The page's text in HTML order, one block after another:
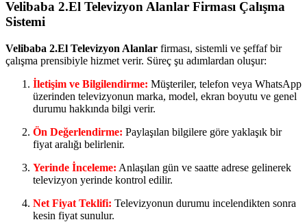
Velibaba 2.El Televizyon Alanlar Firması Çalışma
Sistemi
Velibaba 2.El Televizyon Alanlar firması, sistemli ve şeffaf bir
çalışma prensibiyle hizmet verir. Süreç şu adımlardan oluşur:
İletişim ve Bilgilendirme: Müşteriler, telefon veya WhatsApp
üzerinden televizyonun marka, model, ekran boyutu ve genel
durumu hakkında bilgi verir.
Ön Değerlendirme: Paylaşılan bilgilere göre yaklaşık bir
fiyat aralığı belirlenir.
Yerinde İnceleme: Anlaşılan gün ve saatte adrese gelinerek
televizyon yerinde kontrol edilir.
Net Fiyat Teklifi: Televizyonun durumu incelendikten sonra
kesin fiyat sunulur.